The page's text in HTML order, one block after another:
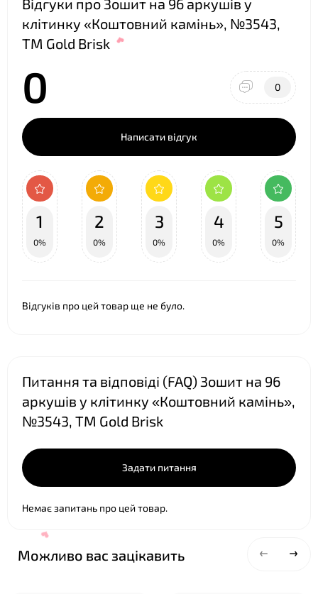
Відгуки про Зошит на 96 аркушів у
клітинку «Коштовний камінь», №3543,
ТМ Gold Brisk
0 0
Написати відгук
1
0%
2
0%
3
0%
4
0%
5
0%
Відгуків про цей товар ще не було.
Питання та відповіді (FAQ) Зошит на 96
аркушів у клітинку «Коштовний камінь»,
№3543, ТМ Gold Brisk
Задати питання
Немає запитань про цей товар.
Можливо вас зацікавить